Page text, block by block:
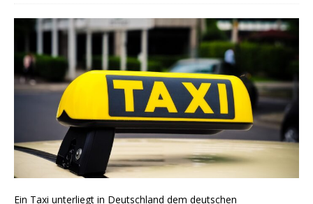
Ein Taxi unterliegt in Deutschland dem deutschen